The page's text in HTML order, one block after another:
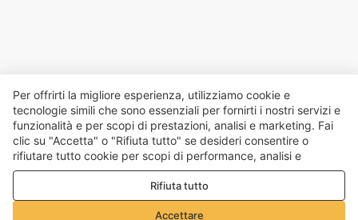
Per offrirti la migliore esperienza, utilizziamo cookie e
tecnologie simili che sono essenziali per fornirti i nostri servizi e
funzionalità e per scopi di prestazioni, analisi e marketing. Fai
clic su "Accetta" o "Rifiuta tutto" se desideri consentire o
rifiutare tutto cookie per scopi di performance, analisi e
marketing. Per maggiori dettagli consultare la nostraPolitica
Rifiuta tutto
Accettare